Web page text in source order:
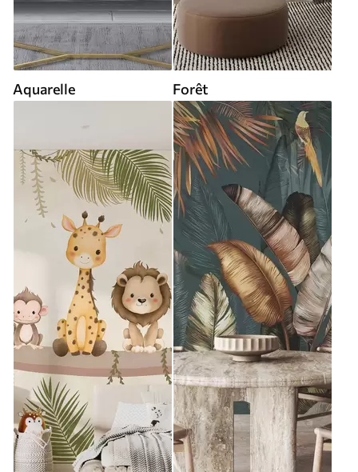
Aquarelle Forêt